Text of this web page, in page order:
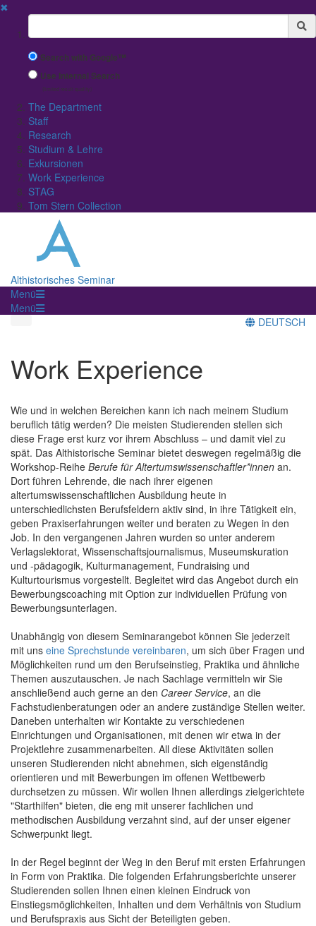
✖
Suchbegriff
Search with Google™
Use Internal Search
(limited result quality)
The Department
Staff
Research
Studium & Lehre
Exkursionen
Work Experience
STAG
Tom Stern Collection
Althistorisches Seminar
Menü
Menü
DEUTSCH
Work Experience
Wie und in welchen Bereichen kann ich nach meinem Studium
beruflich tätig werden? Die meisten Studierenden stellen sich
diese Frage erst kurz vor ihrem Abschluss – und damit viel zu
spät. Das Althistorische Seminar bietet deswegen regelmäßig die
Workshop-Reihe Berufe für Altertumswissenschaftler*innen an.
Dort führen Lehrende, die nach ihrer eigenen
altertumswissenschaftlichen Ausbildung heute in
unterschiedlichsten Berufsfeldern aktiv sind, in ihre Tätigkeit ein,
geben Praxiserfahrungen weiter und beraten zu Wegen in den
Job. In den vergangenen Jahren wurden so unter anderem
Verlagslektorat, Wissenschaftsjournalismus, Museumskuration
und -pädagogik, Kulturmanagement, Fundraising und
Kulturtourismus vorgestellt. Begleitet wird das Angebot durch ein
Bewerbungscoaching mit Option zur individuellen Prüfung von
Bewerbungsunterlagen.
Unabhängig von diesem Seminarangebot können Sie jederzeit
mit uns eine Sprechstunde vereinbaren, um sich über Fragen und
Möglichkeiten rund um den Berufseinstieg, Praktika und ähnliche
Themen auszutauschen. Je nach Sachlage vermitteln wir Sie
anschließend auch gerne an den Career Service, an die
Fachstudienberatungen oder an andere zuständige Stellen weiter.
Daneben unterhalten wir Kontakte zu verschiedenen
Einrichtungen und Organisationen, mit denen wir etwa in der
Projektlehre zusammenarbeiten. All diese Aktivitäten sollen
unseren Studierenden nicht abnehmen, sich eigenständig
orientieren und mit Bewerbungen im offenen Wettbewerb
durchsetzen zu müssen. Wir wollen Ihnen allerdings zielgerichtete
"Starthilfen" bieten, die eng mit unserer fachlichen und
methodischen Ausbildung verzahnt sind, auf der unser eigener
Schwerpunkt liegt.
In der Regel beginnt der Weg in den Beruf mit ersten Erfahrungen
in Form von Praktika. Die folgenden Erfahrungsberichte unserer
Studierenden sollen Ihnen einen kleinen Eindruck von
Einstiegsmöglichkeiten, Inhalten und dem Verhältnis von Studium
und Berufspraxis aus Sicht der Beteiligten geben.